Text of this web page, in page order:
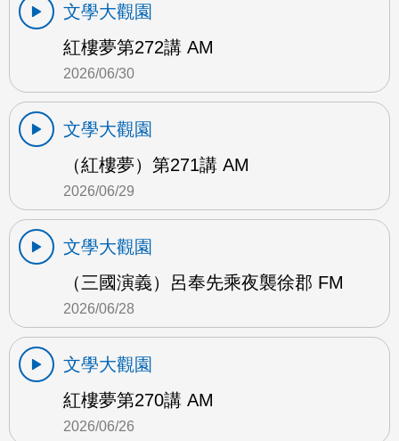
文學大觀園
紅樓夢第272講 AM
2026/06/30
文學大觀園
（紅樓夢）第271講 AM
2026/06/29
文學大觀園
（三國演義）呂奉先乘夜襲徐郡 FM
2026/06/28
文學大觀園
紅樓夢第270講 AM
2026/06/26